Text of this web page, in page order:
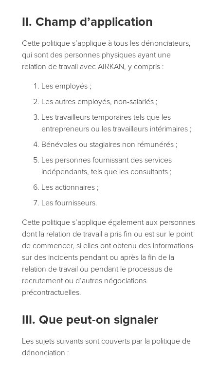
II. Champ d’application
Cette politique s’applique à tous les dénonciateurs,
qui sont des personnes physiques ayant une
relation de travail avec AIRKAN, y compris :
Les employés ;
Les autres employés, non-salariés ;
Les travailleurs temporaires tels que les
entrepreneurs ou les travailleurs intérimaires ;
Bénévoles ou stagiaires non rémunérés ;
Les personnes fournissant des services
indépendants, tels que les consultants ;
Les actionnaires ;
Les fournisseurs.
Cette politique s’applique également aux personnes
dont la relation de travail a pris fin ou est sur le point
de commencer, si elles ont obtenu des informations
sur des incidents pendant ou après la fin de la
relation de travail ou pendant le processus de
recrutement ou d’autres négociations
précontractuelles.
III. Que peut-on signaler
Les sujets suivants sont couverts par la politique de
dénonciation :